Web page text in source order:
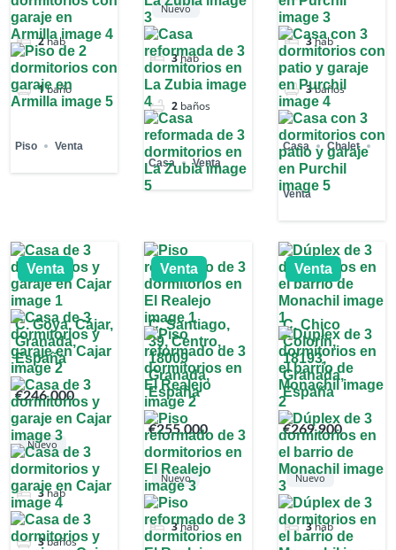
2hab
1baño
Piso Venta
Nuevo
3 hab
2 baños
Casa Venta
3hab
3baños
Casa Chalet
Venta
Venta
C. Goya, Cájar,
Granada,
España
€246,000
Nuevo
3hab
3baños
Venta
C. Santiago,
39, Centro,
18009
Granada,
España
€255,000
Nuevo
3 hab
Venta
C. Chico
Colorín,
18193,
Granada,
España
€269,900
Nuevo
3 hab